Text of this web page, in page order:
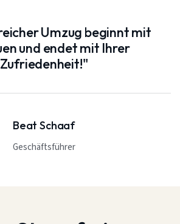
Umzug beginnt mit
und endet mit Ihrer
Zufriedenheit!"
Beat Schaaf
Geschäftsführer